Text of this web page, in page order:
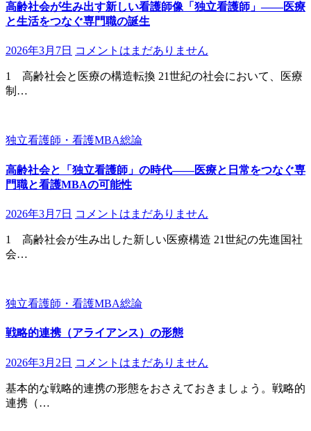
高齢社会が生み出す新しい看護師像「独立看護師」――医療
と生活をつなぐ専門職の誕生
2026年3月7日 コメントはまだありません
1 高齢社会と医療の構造転換 21世紀の社会において、医療
制…
独立看護師・看護MBA総論
高齢社会と「独立看護師」の時代――医療と日常をつなぐ専
門職と看護MBAの可能性
2026年3月7日 コメントはまだありません
1 高齢社会が生み出した新しい医療構造 21世紀の先進国社
会…
独立看護師・看護MBA総論
戦略的連携（アライアンス）の形態
2026年3月2日 コメントはまだありません
基本的な戦略的連携の形態をおさえておきましょう。戦略的
連携（…